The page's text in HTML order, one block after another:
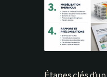
Étapes clés